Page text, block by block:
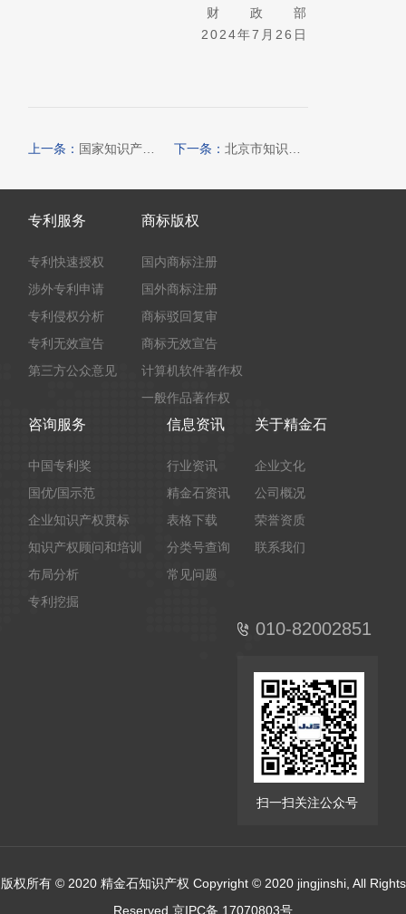
财 政 部
2024年7月26日
上一条： 国家知识产权局办公室关于印发《“新三样”相关技术专利分类体系（2024）》的通知 下一条： 北京市知识产权保护中心关于调整专利预审服务分类号的通知
专利服务
专利快速授权
涉外专利申请
专利侵权分析
专利无效宣告
第三方公众意见
商标版权
国内商标注册
国外商标注册
商标驳回复审
商标无效宣告
计算机软件著作权
一般作品著作权
咨询服务
中国专利奖
国优/国示范
企业知识产权贯标
知识产权顾问和培训
布局分析
专利挖掘
信息资讯
行业资讯
精金石资讯
表格下载
分类号查询
常见问题
关于精金石
企业文化
公司概况
荣誉资质
联系我们
010-82002851
扫一扫关注公众号
版权所有 © 2020 精金石知识产权 Copyright © 2020 jingjinshi, All Rights
Reserved 京IPC备 17070803号